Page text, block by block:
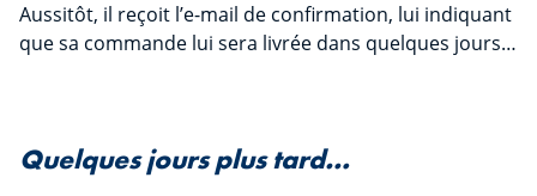
Aussitôt, il reçoit l’e-mail de confirmation, lui indiquant
que sa commande lui sera livrée dans quelques jours…
Quelques jours plus tard…